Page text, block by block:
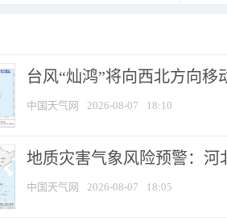
台风“灿鸿”将向西北方向移
中国天气网 2026-08-07 18:10
地质灾害气象风险预警：河
中国天气网 2026-08-07 18:05